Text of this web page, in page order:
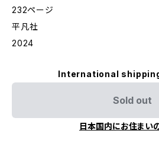
232ページ
平凡社
2024
International
Sold out
日本国内にお住まい